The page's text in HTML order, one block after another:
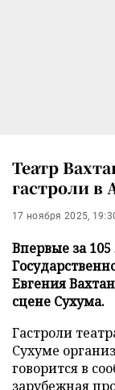
Театр
гастроли в
17 ноября 2025,
Впервые за
Евгения
сцене Сухума.
Гастроли
Сухуме
говорится в
зарубежная